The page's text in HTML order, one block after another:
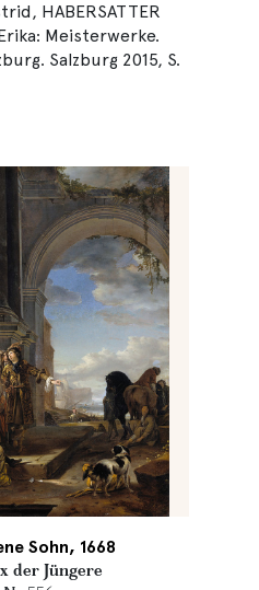
HABERSATTER
Meisterwerke.
Salzburg 2015, S.
Sohn, 1668
der Jüngere